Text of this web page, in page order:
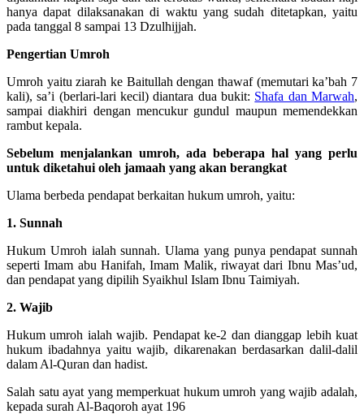
hanya dapat dilaksanakan di waktu yang sudah ditetapkan, yaitu
pada tanggal 8 sampai 13 Dzulhijjah.
Pengertian Umroh
Umroh yaitu ziarah ke Baitullah dengan thawaf (memutari ka’bah 7
kali), sa’i (berlari-lari kecil) diantara dua bukit: Shafa dan Marwah,
sampai diakhiri dengan mencukur gundul maupun memendekkan
rambut kepala.
Sebelum menjalankan umroh, ada beberapa hal yang perlu
untuk diketahui oleh jamaah yang akan berangkat
Ulama berbeda pendapat berkaitan hukum umroh, yaitu:
1. Sunnah
Hukum Umroh ialah sunnah. Ulama yang punya pendapat sunnah
seperti Imam abu Hanifah, Imam Malik, riwayat dari Ibnu Mas’ud,
dan pendapat yang dipilih Syaikhul Islam Ibnu Taimiyah.
2. Wajib
Hukum umroh ialah wajib. Pendapat ke-2 dan dianggap lebih kuat
hukum ibadahnya yaitu wajib, dikarenakan berdasarkan dalil-dalil
dalam Al-Quran dan hadist.
Salah satu ayat yang memperkuat hukum umroh yang wajib adalah,
kepada surah Al-Baqoroh ayat 196